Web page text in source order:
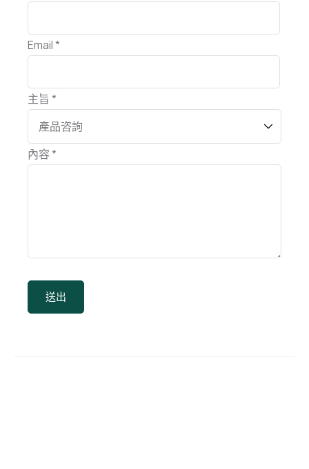
Email *
主旨 *
內容 *